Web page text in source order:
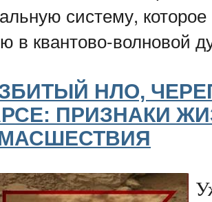
систему,
в квантово-волновой
НЛО,
ПРИЗНАКИ